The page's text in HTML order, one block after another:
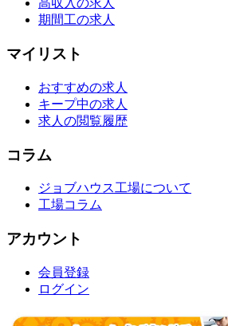
高収入の求人
期間工の求人
マイリスト
おすすめの求人
キープ中の求人
求人の閲覧履歴
コラム
ジョブハウス工場について
工場コラム
アカウント
会員登録
ログイン